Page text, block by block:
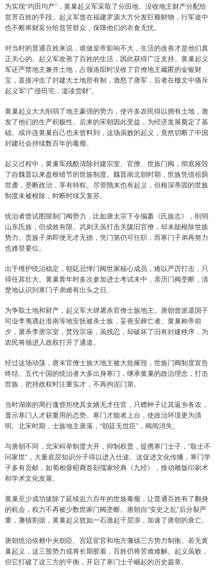
为实现“均田均产”，黄巢起义军采取了分田地、没收地主财产分配给
贫苦百姓的手段。起义军曾在福建罗源大方分发巨额财物，行军途中
也不断将财富分给贫苦群众，保障他们的衣食无忧。
对当时的普通百姓来说，谁做皇帝影响不大，生活的改善才是他们真
正关心的。起义军改善了百姓的生活，因此获得广泛支持。黄巢起义
军还严禁地主兼并土地，占领洛阳时没收了官僚地主藏匿的金银财
宝，直接冲击了封建大土地所有制，激怒了唐军，后者在檄文中痛斥
起义军“广侵田宅，滥读货财”。
黄巢起义大大削弱了地主豪强的势力，使许多农民得以拥有土地，激
发了他们的生产积极性。后来的宋朝因此受益，为经济发展奠定了基
础。或许连黄巢自己也未曾料到，这场虽败的起义，竟然切断了中国
封建社会持续数百年的毒瘤。
起义过程中，黄巢军残酷清除封建宗室、官僚、世族门阀，彻底摧毁
了自魏晋以来盘根错节的世族制度。魏晋南北朝时期，世族凭借祖荫
世袭，垄断政治，享有特权。尽管隋末也有起义，但根深蒂固的世族
制度未被根除，时断时续又复苏。
统治者曾试图限制门阀势力，比如唐太宗下令编纂《氏族志》，削弱
山东氏族，但成效有限。武则天虽打击关陇旧官僚，却未能根除世族
势力。贵族子弟即便无才无德，凭门第仍可任职，而寒门子弟再努力
也难登要位。
出于维护统治稳定，朝廷忌惮门阀世家核心成员，难以严厉打击，只
得任其壮大。黄巢青年时多次参加进士考试未中，亲历门阀垄断，清
楚地认识到寒门子弟难有出头之日。
为争取土地和财产，起义军大肆屠杀官僚士族地主。唐朝曾派遣国子
司业李夷遇赴淮南等地安抚被杀士族，妥善安葬亡者。黄巢称帝前
夕，屠杀李唐宗室，焚毁宗庙，虽残忍，却破坏了旧有封建秩序，为
农民将领进入政权打开了通道。
经过这场动荡，唐末官僚士族大地主被大批摧毁，世族门阀制度宣告
终结。五代十国的统治者大多出身寒门，继承黄巢的政治理念，打击
世族，把持政权时注重实才，不再拘泥门第。
当时湖南的周行逢曾拒绝其女婿无才任官，只赠种子让其返乡务农，
显示寒门人才获重用的态势。寒门才能者上台，使政治环境更为清
明。北宋时期，士族地主衰落，“朝廷无世臣”，阀阅消失。
与唐朝不同，北宋科举制度大开，抑制权贵，提携寒门士子，“取士不
问家世”，大量底层知识分子得以进入仕途。这促进文化传播，寒门学
子多有贡献，如蜀相毋昭裔首刻儒家经典《九经》，推动雕版印刷术
和学术文化发展。
黄巢至少成功拔除了延续近六百年的世族毒瘤，让普通百姓有了翻身
的机会，权力不再被少数世家门阀垄断。唐朝自“安史之乱”后分裂严
重，藩镇割据，黄巢起义犹如一石激起千层浪，加速了唐朝的衰亡。
唐朝统治依赖中央朝臣、宫廷宦官和地方藩镇三方势力制衡。若无黄
巢起义，这三股势力或将长期胶着，百姓仍将苦难难解。起义虽败，
但它打破了这三方的平衡，开启了寒门士子崛起的历史篇章。